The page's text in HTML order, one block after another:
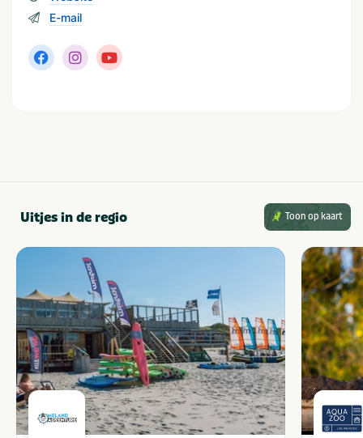
E-mail
Uitjes in de regio Toon op kaart